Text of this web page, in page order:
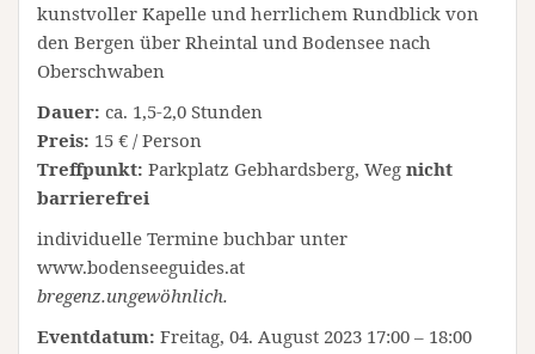
kunstvoller Kapelle und herrlichem Rundblick von
den Bergen über Rheintal und Bodensee nach
Oberschwaben
Dauer: ca. 1,5-2,0 Stunden
Preis: 15 € / Person
Treffpunkt: Parkplatz Gebhardsberg, Weg nicht
barrierefrei
individuelle Termine buchbar unter
www.bodenseeguides.at
bregenz.ungewöhnlich.
Eventdatum: Freitag, 04. August 2023 17:00 – 18:00